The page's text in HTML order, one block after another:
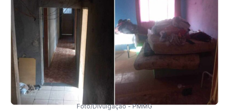
Foto/Divulgação - PMMG